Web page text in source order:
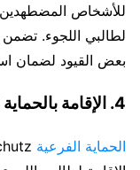
للأشخاص المضطهدين،
لطالبي اللجوء.
بعض القيود لضمان
4. الإقامة بالحماية الفرعية
الحماية الفرعية